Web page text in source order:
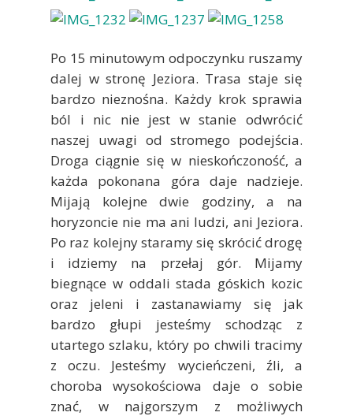
Po 15 minutowym odpoczynku ruszamy
dalej w stronę Jeziora. Trasa staje się
bardzo nieznośna. Każdy krok sprawia
ból i nic nie jest w stanie odwrócić
naszej uwagi od stromego podejścia.
Droga ciągnie się w nieskończoność, a
każda pokonana góra daje nadzieje.
Mijają kolejne dwie godziny, a na
horyzoncie nie ma ani ludzi, ani Jeziora.
Po raz kolejny staramy się skrócić drogę
i idziemy na przełaj gór. Mijamy
biegnące w oddali stada góskich kozic
oraz jeleni i zastanawiamy się jak
bardzo głupi jesteśmy schodząc z
utartego szlaku, który po chwili tracimy
z oczu. Jesteśmy wycieńczeni, źli, a
choroba wysokościowa daje o sobie
znać, w najgorszym z możliwych